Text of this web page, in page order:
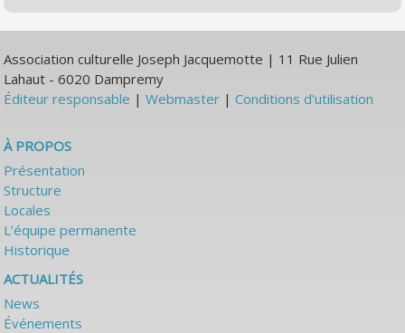
Association culturelle Joseph Jacquemotte | 11 Rue Julien
Lahaut - 6020 Dampremy
Éditeur responsable |Webmaster |Conditions d'utilisation
À PROPOS
Présentation
Structure
Locales
L’équipe permanente
Historique
ACTUALITÉS
News
Événements